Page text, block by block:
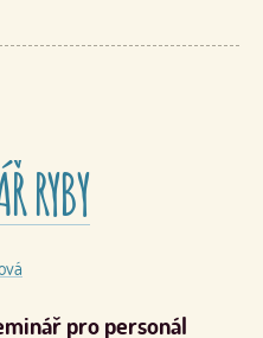
RYBY
pro personál